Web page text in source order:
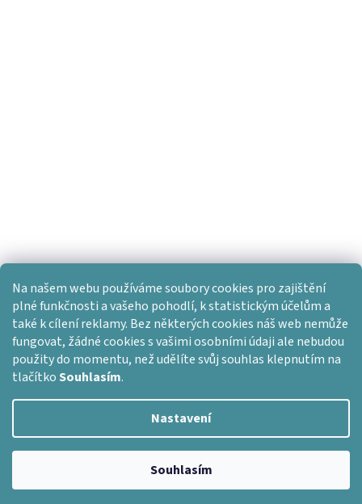
Na našem webu používáme soubory cookies pro zajištění
plné funkčnosti a vašeho pohodlí, k statistickým účelům a
také k cílení reklamy. Bez některých cookies náš web nemůže
fungovat, žádné cookies s vašimi osobními údaji ale nebudou
použity do momentu, než udělíte svůj souhlas klepnutím na
tlačítkoSouhlasím.
Nastavení
Souhlasím
Vytvořil Shoptet
Dlažba skladem. Všechna práva vyhrazena.